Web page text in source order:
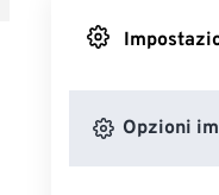
Opzioni